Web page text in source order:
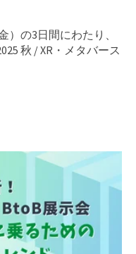
）の3日間にわたり、
秋 / XR・メタバース